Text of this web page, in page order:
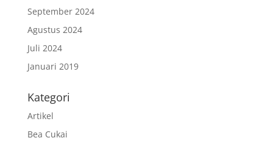
September 2024
Agustus 2024
Juli 2024
Januari 2019
Kategori
Artikel
Bea Cukai